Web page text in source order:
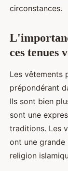
circonstances.
ces tenues
Les vêtements
prépondérant
Ils sont bien
sont une
traditions. Les
ont une
religion